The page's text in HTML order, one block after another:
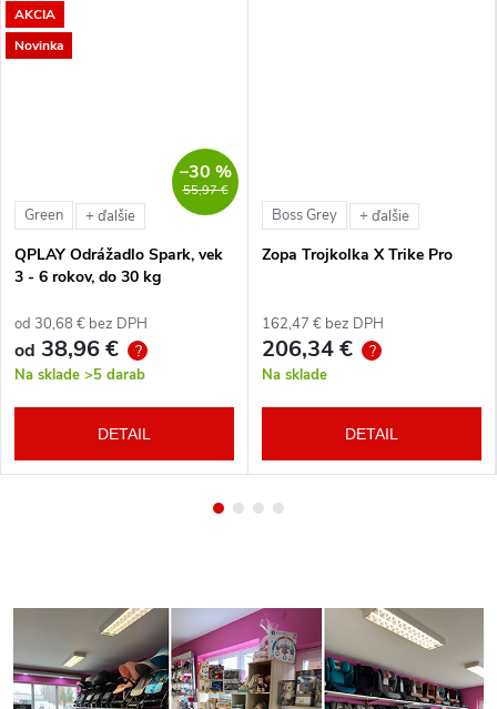
AKCIA
Novinka
55,97 €
–30 %
Green + ďalšie
QPLAY Odrážadlo Spark, vek
3 - 6 rokov, do 30 kg
od 30,68 € bez DPH
od 38,96 € ?
Na sklade >5 darab
DETAIL
Boss Grey + ďalšie
Zopa Trojkolka X Trike Pro
162,47 € bez DPH
206,34 € ?
Na sklade
DETAIL